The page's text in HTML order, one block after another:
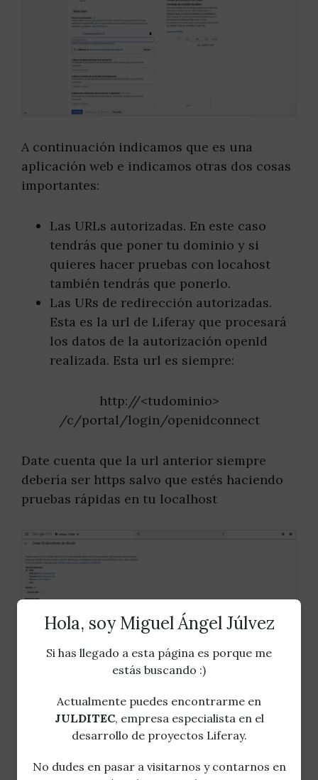
A continuación indicamos que es una
aplicación web e indicamos otras dos cosas
importantes:
Las URLs autorizadas. En este caso
tendrás que poner tu dominio y si
quieres hacer pruebas con locahost
también tendrás que ponerlo.
Las URs de redirección autorizadas.
Esta es la url de Liferay que procesará
los datos de la autorización openId
realizada. Esta url es siempre:
http://<tudominio>
/c/portal/login/openidconnect
Date cuenta que la url anterior siempre
debería ser https salvo que estés haciendo
pruebas rápidas en tu localhost
Y finalmente, obtendrás los datos que
Hola, soy Miguel Ángel Júlvez
Si has llegado a esta página es porque me
estás buscando :)
Actualmente puedes encontrarme en
JULDITEC, empresa especialista en el
desarrollo de proyectos Liferay.
No dudes en pasar a visitarnos y contarnos en